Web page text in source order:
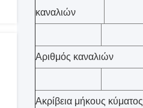
καναλιών
Αριθμός καναλιών
Ακρίβεια μήκους κύματος